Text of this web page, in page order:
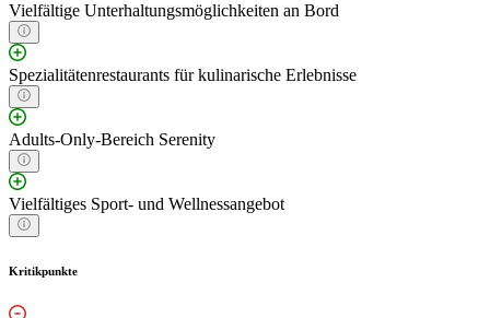
Vielfältige Unterhaltungsmöglichkeiten an Bord
Spezialitätenrestaurants für kulinarische Erlebnisse
Adults-Only-Bereich Serenity
Vielfältiges Sport- und Wellnessangebot
Kritikpunkte